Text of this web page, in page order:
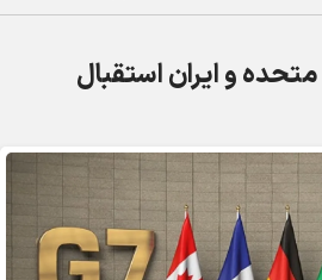
متحده و ایران استقبال